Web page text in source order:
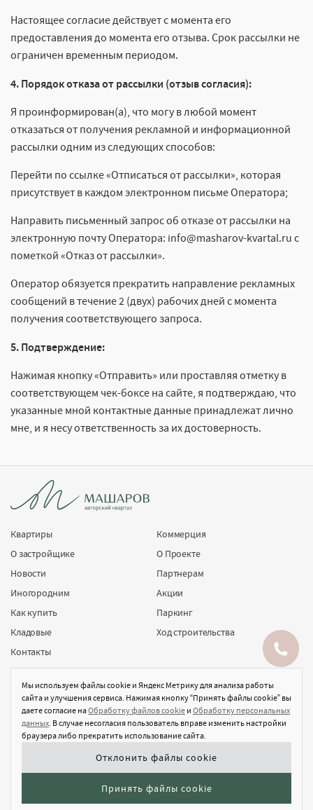
Заказать звонок
Написать в Max
Мы используем файлы cookie и Яндекс Метрику для анализа работы
сайта и улучшения сервиса. Нажимая кнопку “Принять файлы cookie” вы
даете согласие наОбработку файлов cookieиОбработку персональных
данных. В случае несогласия пользователь вправе изменить настройки
браузера либо прекратить использование сайта.
Отклонить файлы cookie
Принять файлы cookie
Настоящее согласие действует с момента его
предоставления до момента его отзыва. Срок рассылки не
ограничен временным периодом.
4. Порядок отказа от рассылки (отзыв согласия):
Я проинформирован(а), что могу в любой момент
отказаться от получения рекламной и информационной
рассылки одним из следующих способов:
Перейти по ссылке «Отписаться от рассылки», которая
присутствует в каждом электронном письме Оператора;
Направить письменный запрос об отказе от рассылки на
электронную почту Оператора: info@masharov-kvartal.ru с
пометкой «Отказ от рассылки».
Оператор обязуется прекратить направление рекламных
сообщений в течение 2 (двух) рабочих дней с момента
получения соответствующего запроса.
5. Подтверждение:
Нажимая кнопку «Отправить» или проставляя отметку в
соответствующем чек-боксе на сайте, я подтверждаю, что
указанные мной контактные данные принадлежат лично
мне, и я несу ответственность за их достоверность.
Квартиры
Коммерция
О застройщике
О Проекте
Новости
Партнерам
Иногородним
Акции
Как купить
Паркинг
Кладовые
Ход строительства
Контакты
является публичной офертой.На сайте отображена концепция проекта, которая не
является утвержденным рабочим планом жилого комплекса.
Правила обработки персональных данных
Согласие на обработку персональных данных